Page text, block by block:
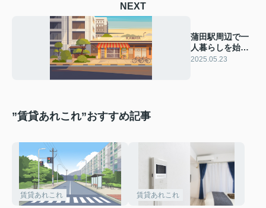
NEXT
蒲田駅周辺で一
人暮らしを始め
る魅力とは？8万
2025.05.23
”賃貸あれこれ”おすすめ記事
賃貸あれこれ 賃貸あれこれ